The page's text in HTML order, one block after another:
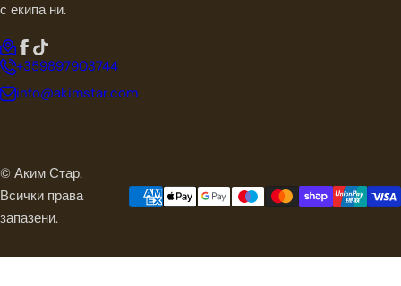
с екипа ни.
+359897903744
info@akimstar.com
© Аким Стар.
Всички права
запазени.